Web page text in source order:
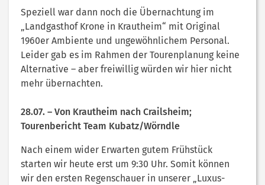
Speziell war dann noch die Übernachtung im
„Landgasthof Krone in Krautheim“ mit Original
1960er Ambiente und ungewöhnlichem Personal.
Leider gab es im Rahmen der Tourenplanung keine
Alternative – aber freiwillig würden wir hier nicht
mehr übernachten.
28.07. – Von Krautheim nach Crailsheim;
Tourenbericht Team Kubatz/Wörndle
Nach einem wider Erwarten gutem Frühstück
starten wir heute erst um 9:30 Uhr. Somit können
wir den ersten Regenschauer in unserer „Luxus-